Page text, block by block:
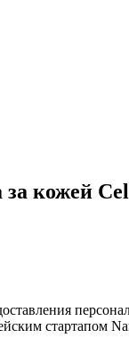
за кожей
стартапом